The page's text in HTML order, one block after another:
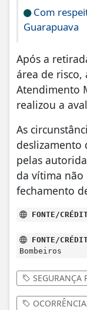
Com
Guarapuava
Após a
área de risco,
Atendimento
realizou a
As
deslizamento
pelas
da vítima
fechamento
FONTE/
FONTE/
Bombeiros
SEGURANÇA